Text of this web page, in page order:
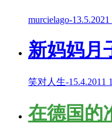
murcielago-13.5.2021
新妈妈月
笑对人生-15.4.2011
在德国的